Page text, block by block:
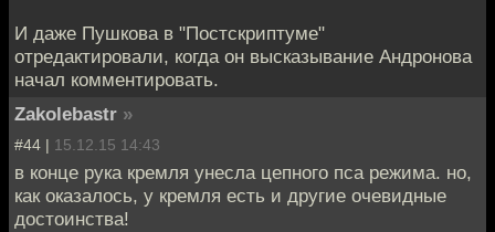
И даже Пушкова в "Постскриптуме"
отредактировали, когда он высказывание Андронова
начал комментировать.
Zakolebastr »
#44 | 15.12.15 14:43
в конце рука кремля унесла цепного пса режима. но,
как оказалось, у кремля есть и другие очевидные
достоинства!